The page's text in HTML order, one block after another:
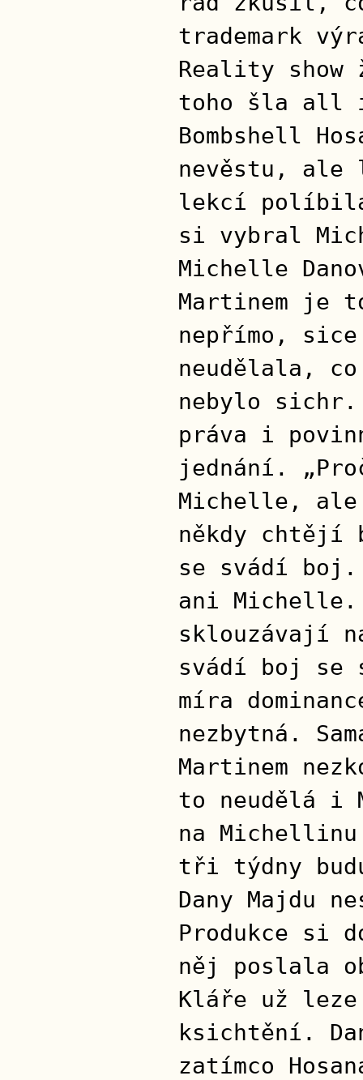
trademark
Reality show
toho šla all
Bombshell
nevěstu, ale
lekcí políbila
si vybral
Michelle
Martinem je
nepřímo,
neudělala,
nebylo sichr.
práva i
jednání.
Michelle,
někdy chtějí
se svádí boj.
ani
sklouzávají
svádí boj se
míra
nezbytná.
Martinem
to neudělá i
na Michellinu
tři týdny
Dany
Produkce si
něj poslala
Kláře už leze
ksichtění.
zatímco